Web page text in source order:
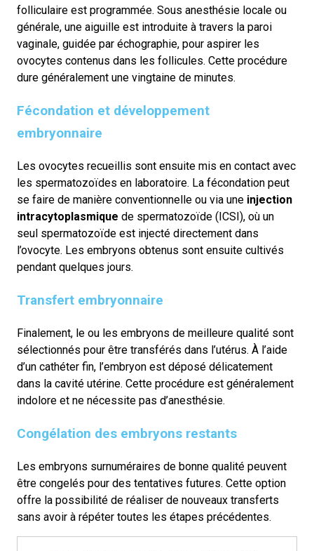
folliculaire est programmée. Sous anesthésie locale ou
générale, une aiguille est introduite à travers la paroi
vaginale, guidée par échographie, pour aspirer les
ovocytes contenus dans les follicules. Cette procédure
dure généralement une vingtaine de minutes.
Fécondation et développement
embryonnaire
Les ovocytes recueillis sont ensuite mis en contact avec
les spermatozoïdes en laboratoire. La fécondation peut
se faire de manière conventionnelle ou via une injection
intracytoplasmique de spermatozoïde (ICSI), où un
seul spermatozoïde est injecté directement dans
l’ovocyte. Les embryons obtenus sont ensuite cultivés
pendant quelques jours.
Transfert embryonnaire
Finalement, le ou les embryons de meilleure qualité sont
sélectionnés pour être transférés dans l’utérus. À l’aide
d’un cathéter fin, l’embryon est déposé délicatement
dans la cavité utérine. Cette procédure est généralement
indolore et ne nécessite pas d’anesthésie.
Congélation des embryons restants
Les embryons surnuméraires de bonne qualité peuvent
être congelés pour des tentatives futures. Cette option
offre la possibilité de réaliser de nouveaux transferts
sans avoir à répéter toutes les étapes précédentes.